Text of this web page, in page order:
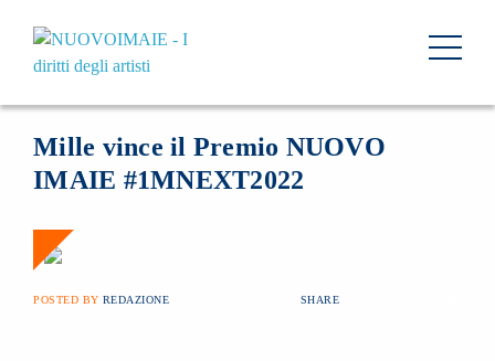
Mille vince il Premio NUOVO
IMAIE #1MNEXT2022
POSTED BY REDAZIONE SHARE